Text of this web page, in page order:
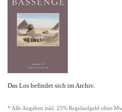
Das Los befindet sich im Archiv.
* Alle Angaben inkl. 25% Regelaufgeld ohne